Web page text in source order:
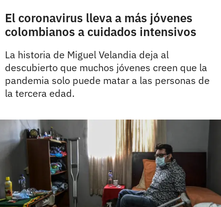
El coronavirus lleva a más jóvenes
colombianos a cuidados intensivos
La historia de Miguel Velandia deja al
descubierto que muchos jóvenes creen que la
pandemia solo puede matar a las personas de
la tercera edad.